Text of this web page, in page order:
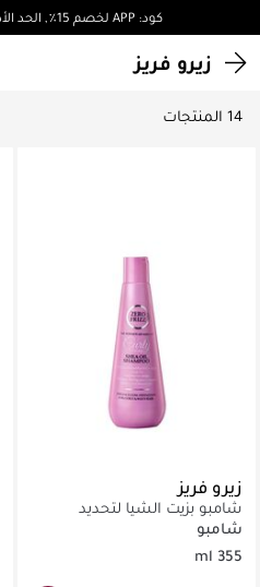
كود: APP لخصم 15٪, الحد الأدنى للتسوق 5,000 جنيه
زيرو فريز
14 المنتجات
زيرو فريز
شامبو بزيت الشيا لتحديد
وتجعيد الشعر 355 مل
شامبو
355 ml